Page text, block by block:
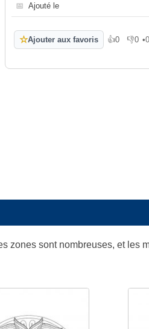
📅 Ajouté le
☆Ajouter aux favoris 👍0
J'aime 👎0
Je •
zones sont nombreuses, et les